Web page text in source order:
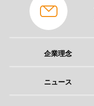
企業理念
ニュース